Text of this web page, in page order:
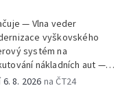
— Vlna veder
vyškovského
systém na
nákladních aut —
budovy ve Zlíně — Případ
6. 8. 2026 na ČT24